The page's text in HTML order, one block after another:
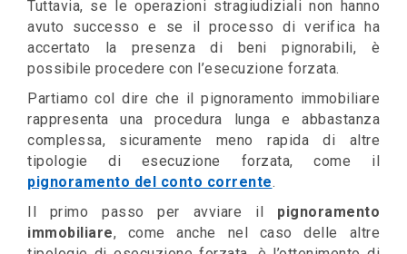
Tuttavia, se le operazioni stragiudiziali non hanno
avuto successo e se il processo di verifica ha
accertato la presenza di beni pignorabili, è
possibile procedere con l’esecuzione forzata.
Partiamo col dire che il pignoramento immobiliare
rappresenta una procedura lunga e abbastanza
complessa, sicuramente meno rapida di altre
tipologie di esecuzione forzata, come il
pignoramento del conto corrente.
Il primo passo per avviare il pignoramento
immobiliare, come anche nel caso delle altre